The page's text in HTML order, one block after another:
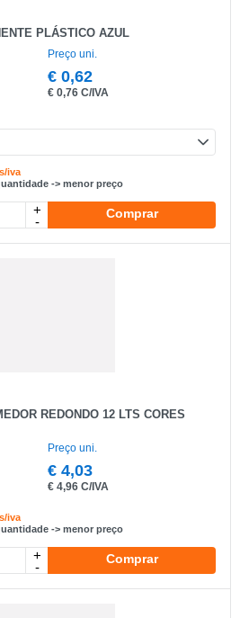
PLÁSTICO AZUL
Preço uni.
€ 0,62
€ 0,76 C/IVA
iva
-> menor preço
+
-
Comprar
REDONDO 12 LTS CORES
Preço uni.
€ 4,03
€ 4,96 C/IVA
iva
-> menor preço
+
-
Comprar